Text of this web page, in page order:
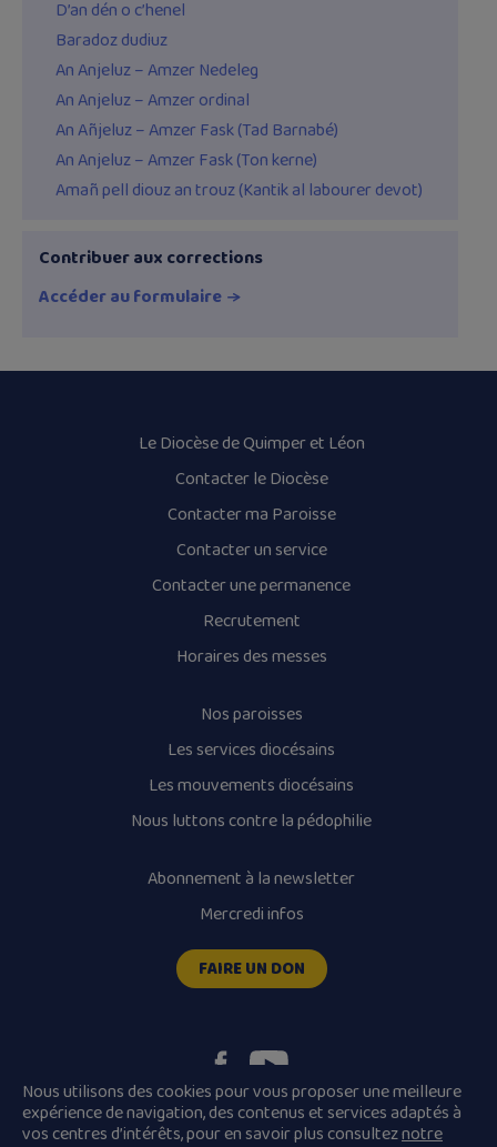
D’an dén o c’henel
Baradoz dudiuz
An Anjeluz – Amzer Nedeleg
An Anjeluz – Amzer ordinal
An Añjeluz – Amzer Fask (Tad Barnabé)
An Anjeluz – Amzer Fask (Ton kerne)
Amañ pell diouz an trouz (Kantik al labourer devot)
Contribuer aux corrections
Accéder au formulaire
Le Diocèse de Quimper et Léon
Contacter le Diocèse
Contacter ma Paroisse
Contacter un service
Contacter une permanence
Recrutement
Horaires des messes
Nos paroisses
Les services diocésains
Les mouvements diocésains
Nous luttons contre la pédophilie
Abonnement à la newsletter
Mercredi infos
FAIRE UN DON
Plan du site Mentions légales
Nous utilisons des cookies pour vous proposer une meilleure
expérience de navigation, des contenus et services adaptés à
vos centres d’intérêts, pour en savoir plus consulteznotre